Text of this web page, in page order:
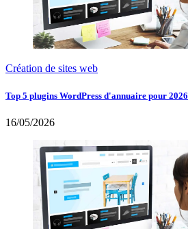
Création de sites web
Top 5 plugins WordPress d'annuaire pour 2026
16/05/2026